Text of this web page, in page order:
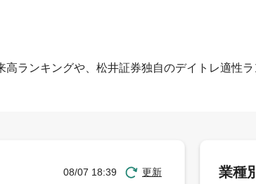
高ランキングや、松井証券独自のデイトレ適性